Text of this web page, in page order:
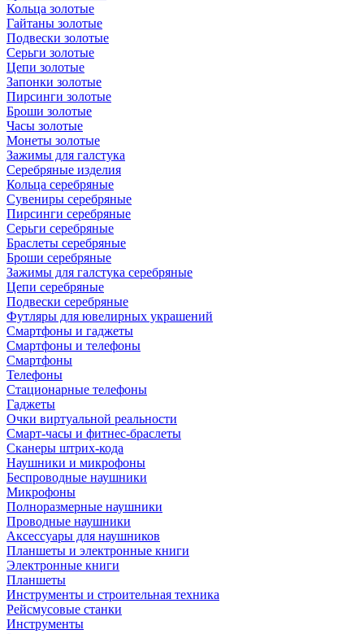
Кольца золотые
Гайтаны золотые
Подвески золотые
Серьги золотые
Цепи золотые
Запонки золотые
Пирсинги золотые
Броши золотые
Часы золотые
Монеты золотые
Зажимы для галстука
Серебряные изделия
Кольца серебряные
Сувениры серебряные
Пирсинги серебряные
Серьги серебряные
Браслеты серебряные
Броши серебряные
Зажимы для галстука серебряные
Цепи серебряные
Подвески серебряные
Футляры для ювелирных украшений
Смартфоны и гаджеты
Смартфоны и телефоны
Смартфоны
Телефоны
Стационарные телефоны
Гаджеты
Очки виртуальной реальности
Смарт-часы и фитнес-браслеты
Сканеры штрих-кода
Наушники и микрофоны
Беспроводные наушники
Микрофоны
Полноразмерные наушники
Проводные наушники
Аксессуары для наушников
Планшеты и электронные книги
Электронные книги
Планшеты
Инструменты и строительная техника
Рейсмусовые станки
Инструменты